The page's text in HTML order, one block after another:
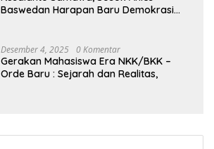
Baswedan Harapan Baru Demokrasi
Desember 4, 2025 0 Komentar
Gerakan Mahasiswa Era NKK/BKK –
Orde Baru : Sejarah dan Realitas,